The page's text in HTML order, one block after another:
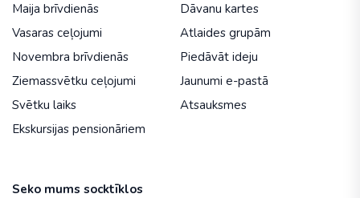
Maija brīvdienās
Vasaras ceļojumi
Novembra brīvdienās
Ziemassvētku ceļojumi
Svētku laiks
Ekskursijas pensionāriem
Dāvanu kartes
Atlaides grupām
Piedāvāt ideju
Jaunumi e-pastā
Atsauksmes
Seko mums socktīklos